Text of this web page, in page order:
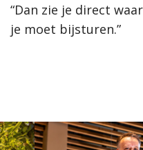
“Dan zie je direct
je moet bijsturen.”